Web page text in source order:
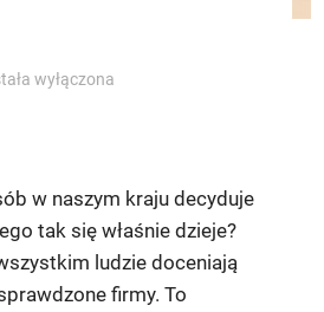
wyłączona
w naszym kraju decyduje
tak się właśnie dzieje?
ludzie doceniają
firmy. To